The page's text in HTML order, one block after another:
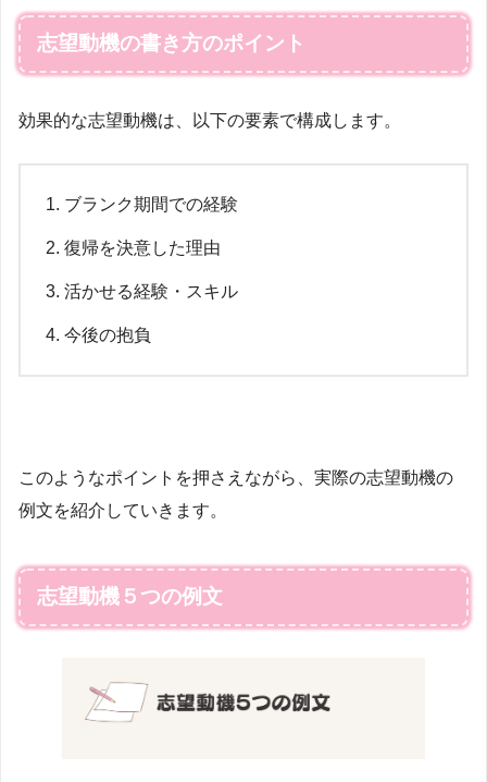
志望動機の書き方のポイント
効果的な志望動機は、以下の要素で構成します。
ブランク期間での経験
復帰を決意した理由
活かせる経験・スキル
今後の抱負
このようなポイントを押さえながら、実際の志望動機の
例文を紹介していきます。
志望動機５つの例文